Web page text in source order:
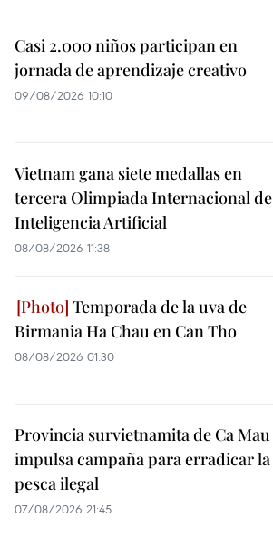
Casi 2.000 niños participan en
jornada de aprendizaje creativo
09/08/2026 10:10
Vietnam gana siete medallas en
tercera Olimpiada Internacional de
Inteligencia Artificial
08/08/2026 11:38
Temporada de la uva de
Birmania Ha Chau en Can Tho
08/08/2026 01:30
Provincia survietnamita de Ca Mau
impulsa campaña para erradicar la
pesca ilegal
07/08/2026 21:45